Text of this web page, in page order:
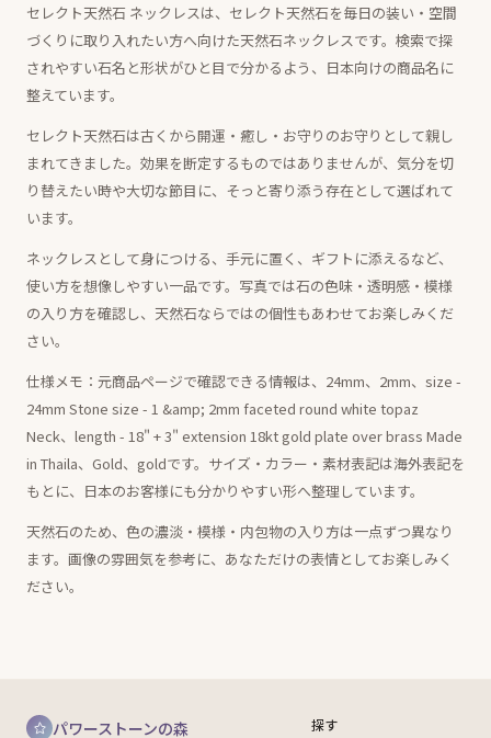
セレクト天然石 ネックレスは、セレクト天然石を毎日の装い・空間
づくりに取り入れたい方へ向けた天然石ネックレスです。検索で探
されやすい石名と形状がひと目で分かるよう、日本向けの商品名に
整えています。
セレクト天然石は古くから開運・癒し・お守りのお守りとして親し
まれてきました。効果を断定するものではありませんが、気分を切
り替えたい時や大切な節目に、そっと寄り添う存在として選ばれて
います。
ネックレスとして身につける、手元に置く、ギフトに添えるなど、
使い方を想像しやすい一品です。写真では石の色味・透明感・模様
の入り方を確認し、天然石ならではの個性もあわせてお楽しみくだ
さい。
仕様メモ：元商品ページで確認できる情報は、24mm、2mm、size -
24mm Stone size - 1 &amp; 2mm faceted round white topaz
Neck、length - 18" + 3" extension 18kt gold plate over brass Made
in Thaila、Gold、goldです。サイズ・カラー・素材表記は海外表記を
もとに、日本のお客様にも分かりやすい形へ整理しています。
天然石のため、色の濃淡・模様・内包物の入り方は一点ずつ異なり
ます。画像の雰囲気を参考に、あなただけの表情としてお楽しみく
ださい。
パワーストーンの森 探す